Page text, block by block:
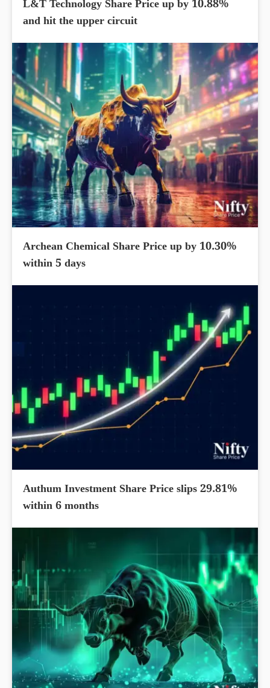
L&T Technology Share Price up by 10.88%
and hit the upper circuit
Archean Chemical Share Price up by 10.30%
within 5 days
Authum Investment Share Price slips 29.81%
within 6 months